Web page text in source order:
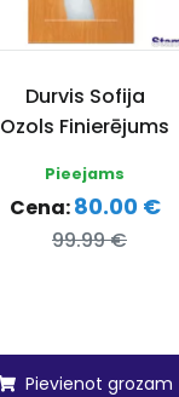
Durvis Sofija
Ozols Finierējums
Pieejams
Cena:80.00 €
99.99 €
Pievienot grozam